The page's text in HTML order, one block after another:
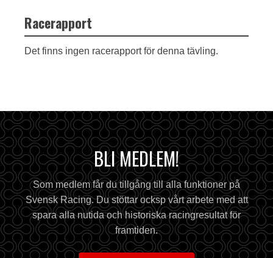
Racerapport
Det finns ingen racerapport för denna tävling.
BLI MEDLEM!
Som medlem får du tillgång till alla funktioner på
Svensk Racing. Du stöttar ocksp vårt arbete med att
spara alla nutida och historiska racingresultat för
framtiden.